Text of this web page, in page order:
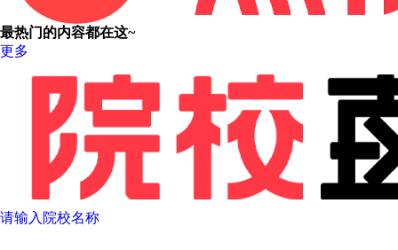
最热门的内容都在这~
更多
请输入院校名称